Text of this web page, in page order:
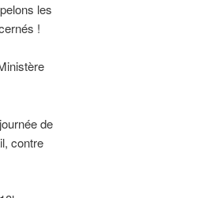
les
!
de
contre